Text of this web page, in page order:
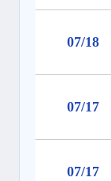
07/18
07/17
07/17